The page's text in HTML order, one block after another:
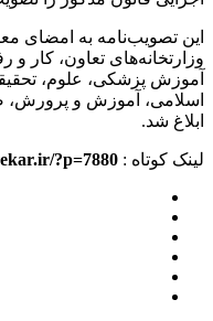
این تصویب‌نامه به امضای
وزارتخانه‌های تعاون، کار و
آموزش پزشکی، علوم،
اسلامی، آموزش و پرورش،
ابلاغ شد.
لینک کوتاه : ?p=7880